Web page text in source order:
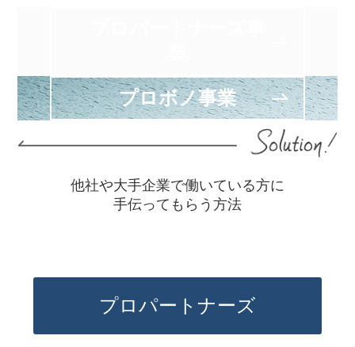
プロボノ事業
他社や大手企業で働いている方に
手伝ってもらう方法
プロパートナーズ